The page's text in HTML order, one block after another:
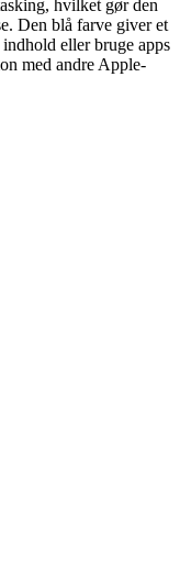
hvilket gør den
Den blå farve giver et
eller bruge apps
med andre Apple-